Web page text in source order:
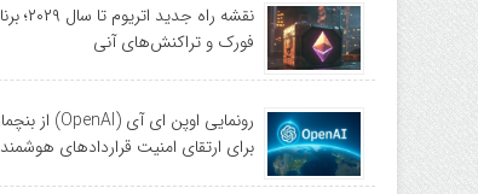
فورک و تراکنش‌های آنی
برای ارتقای امنیت قراردادهای هوشمند